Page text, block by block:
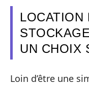
LOCATION
UN CHOIX
Loin d’être une